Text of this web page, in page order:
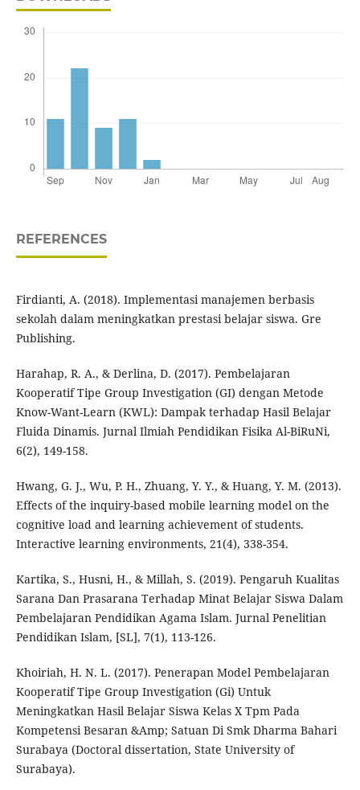
REFERENCES
Firdianti, A. (2018). Implementasi manajemen berbasis
sekolah dalam meningkatkan prestasi belajar siswa. Gre
Publishing.
Harahap, R. A., & Derlina, D. (2017). Pembelajaran
Kooperatif Tipe Group Investigation (GI) dengan Metode
Know-Want-Learn (KWL): Dampak terhadap Hasil Belajar
Fluida Dinamis. Jurnal Ilmiah Pendidikan Fisika Al-BiRuNi,
6(2), 149-158.
Hwang, G. J., Wu, P. H., Zhuang, Y. Y., & Huang, Y. M. (2013).
Effects of the inquiry-based mobile learning model on the
cognitive load and learning achievement of students.
Interactive learning environments, 21(4), 338-354.
Kartika, S., Husni, H., & Millah, S. (2019). Pengaruh Kualitas
Sarana Dan Prasarana Terhadap Minat Belajar Siswa Dalam
Pembelajaran Pendidikan Agama Islam. Jurnal Penelitian
Pendidikan Islam, [SL], 7(1), 113-126.
Khoiriah, H. N. L. (2017). Penerapan Model Pembelajaran
Kooperatif Tipe Group Investigation (Gi) Untuk
Meningkatkan Hasil Belajar Siswa Kelas X Tpm Pada
Kompetensi Besaran &Amp; Satuan Di Smk Dharma Bahari
Surabaya (Doctoral dissertation, State University of
Surabaya).